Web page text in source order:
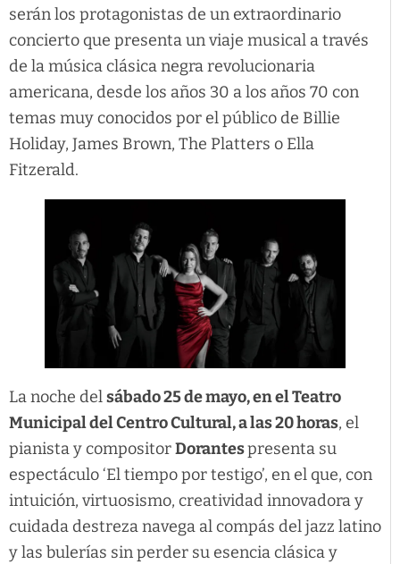
serán los protagonistas de un extraordinario
concierto que presenta un viaje musical a través
de la música clásica negra revolucionaria
americana, desde los años 30 a los años 70 con
temas muy conocidos por el público de Billie
Holiday, James Brown, The Platters o Ella
Fitzerald.
La noche delsábado 25 de mayo, en el Teatro
Municipal del Centro Cultural, a las 20 horas, el
pianista y compositorDorantespresenta su
espectáculo ‘El tiempo por testigo’, en el que, con
intuición, virtuosismo, creatividad innovadora y
cuidada destreza navega al compás del jazz latino
y las bulerías sin perder su esencia clásica y